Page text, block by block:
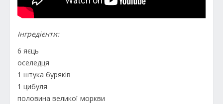
Інгредієнти:
6 яєць
оселедця
1 штука буряків
1 цибуля
половина великої моркви